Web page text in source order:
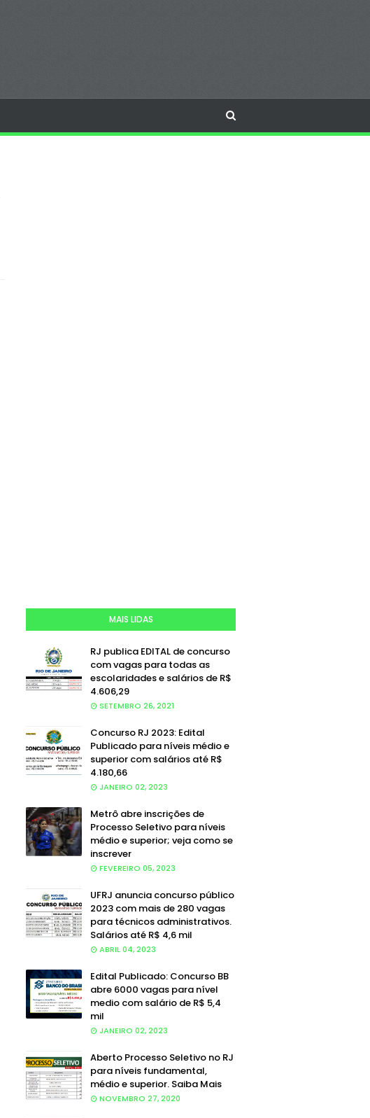
MAIS LIDAS
RJ publica EDITAL de concurso
com vagas para todas as
escolaridades e salários de R$
4.606,29
SETEMBRO 26, 2021
Concurso RJ 2023: Edital
Publicado para níveis médio e
superior com salários até R$
4.180,66
JANEIRO 02, 2023
Metrô abre inscrições de
Processo Seletivo para níveis
médio e superior; veja como se
inscrever
FEVEREIRO 05, 2023
UFRJ anuncia concurso público
2023 com mais de 280 vagas
para técnicos administrativos.
Salários até R$ 4,6 mil
ABRIL 04, 2023
Edital Publicado: Concurso BB
abre 6000 vagas para nível
medio com salário de R$ 5,4
mil
JANEIRO 02, 2023
Aberto Processo Seletivo no RJ
para níveis fundamental,
médio e superior. Saiba Mais
NOVEMBRO 27, 2020